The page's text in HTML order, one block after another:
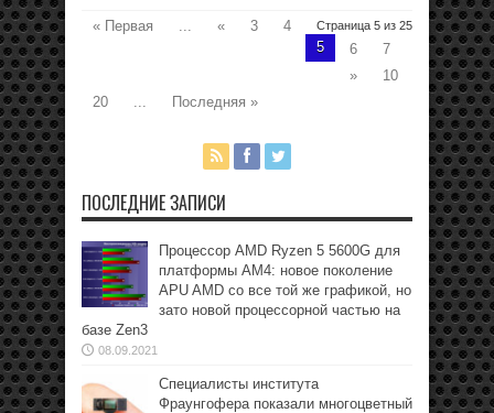
Страница 5 из 25
« Первая ... « 3
4
5
6
7
»
10
20
... Последняя »
ПОСЛЕДНИЕ ЗАПИСИ
Процессор AMD Ryzen 5 5600G для
платформы АМ4: новое поколение
APU AMD со все той же графикой, но
зато новой процессорной частью на
базе Zen3
08.09.2021
Специалисты института
Фраунгофера показали многоцветный